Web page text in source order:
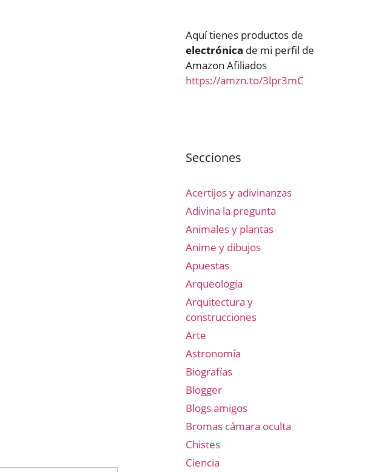
Aquí tienes productos de
electrónica de mi perfil de
Amazon Afiliados
https://amzn.to/3lpr3mC
Secciones
Acertijos y adivinanzas
Adivina la pregunta
Animales y plantas
Anime y dibujos
Apuestas
Arqueología
Arquitectura y
construcciones
Arte
Astronomía
Biografías
Blogger
Blogs amigos
Bromas cámara oculta
Chistes
Ciencia